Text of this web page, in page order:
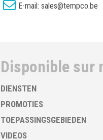
E-mail: sales@tempco.be
Disponible sur
DIENSTEN
PROMOTIES
TOEPASSINGSGEBIEDEN
VIDEOS